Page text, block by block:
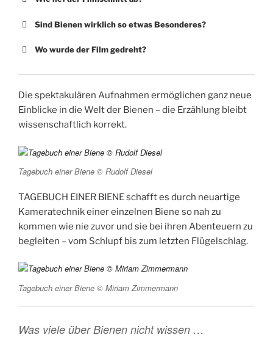
Sind Bienen wirklich so etwas Besonderes?
Wo wurde der Film gedreht?
Die spektakulären Aufnahmen ermöglichen ganz neue
Einblicke in die Welt der Bienen – die Erzählung bleibt
wissenschaftlich korrekt.
Tagebuch einer Biene © Rudolf Diesel
TAGEBUCH EINER BIENE schafft es durch neuartige
Kameratechnik einer einzelnen Biene so nah zu
kommen wie nie zuvor und sie bei ihren Abenteuern zu
begleiten – vom Schlupf bis zum letzten Flügelschlag.
Tagebuch einer Biene © Miriam Zimmermann
Was viele über Bienen nicht wissen …